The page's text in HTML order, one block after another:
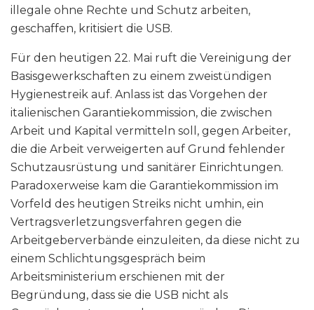
illegale ohne Rechte und Schutz arbeiten,
geschaffen, kritisiert die USB.
Für den heutigen 22. Mai ruft die Vereinigung der
Basisgewerkschaften zu einem zweistündigen
Hygienestreik auf. Anlass ist das Vorgehen der
italienischen Garantiekommission, die zwischen
Arbeit und Kapital vermitteln soll, gegen Arbeiter,
die die Arbeit verweigerten auf Grund fehlender
Schutzausrüstung und sanitärer Einrichtungen.
Paradoxerweise kam die Garantiekommission im
Vorfeld des heutigen Streiks nicht umhin, ein
Vertragsverletzungsverfahren gegen die
Arbeitgeberverbände einzuleiten, da diese nicht zu
einem Schlichtungsgespräch beim
Arbeitsministerium erschienen mit der
Begründung, dass sie die USB nicht als